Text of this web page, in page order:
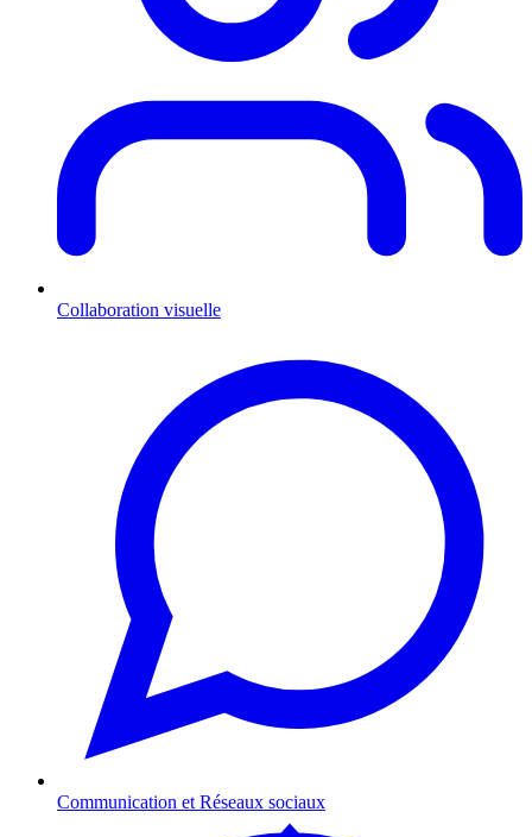
Collaboration visuelle
Communication et Réseaux sociaux